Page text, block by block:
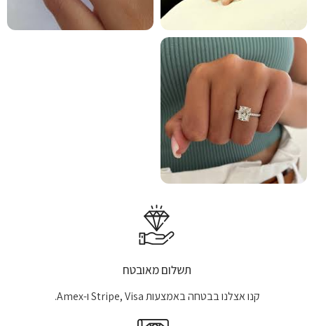
תשלום מאובטח
קנו אצלנו בבטחה באמצעות Stripe, Visa ו-Amex.